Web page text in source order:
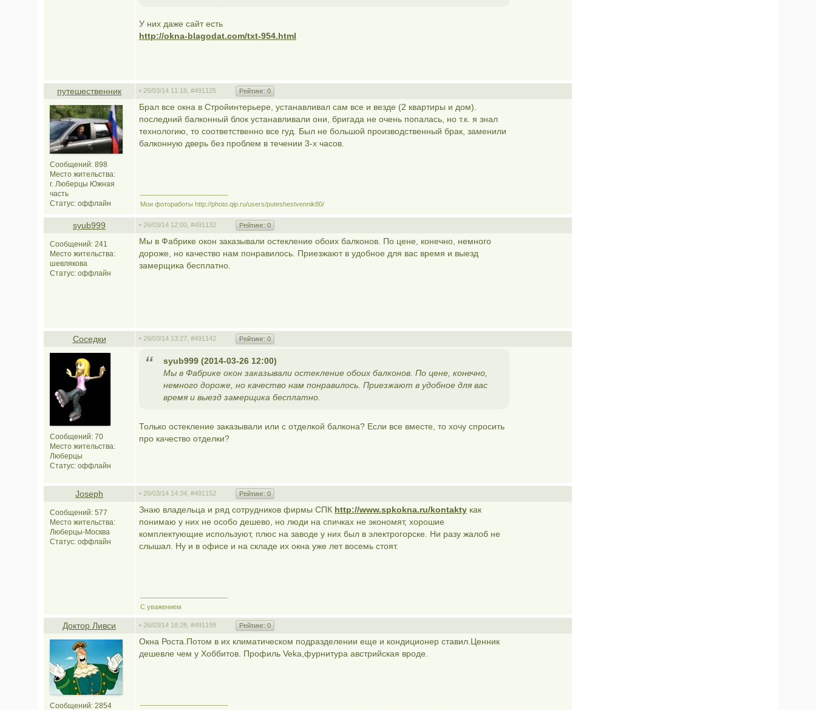
У них даже сайт есть
http://okna-blagodat.com/txt-954.html
путешественник • 26/03/14 11:18, #491125 Рейтинг: 0
Сообщений: 898
Место жительства:
г. Люберцы Южная
часть
Статус: оффлайн
Брал все окна в Стройинтерьере, устанавливал сам все и везде (2 квартиры и дом).
последний балконный блок устанавливали они, бригада не очень попалась, но т.к. я знал
технологию, то соответственно все гуд. Был не большой производственный брак, заменили
балконную дверь без проблем в течении 3-х часов.
Мои фотоработы http://photo.qip.ru/users/puteshestvennik80/
syub999 • 26/03/14 12:00, #491132 Рейтинг: 0
Сообщений: 241
Место жительства:
шевлякова
Статус: оффлайн
Мы в Фабрике окон заказывали остекление обоих балконов. По цене, конечно, немного
дороже, но качество нам понравилось. Приезжают в удобное для вас время и выезд
замерщика бесплатно.
Соседки • 26/03/14 13:27, #491142 Рейтинг: 0
Сообщений: 70
Место жительства:
Люберцы
Статус: оффлайн
syub999 (2014-03-26 12:00)
Мы в Фабрике окон заказывали остекление обоих балконов. По цене, конечно,
немного дороже, но качество нам понравилось. Приезжают в удобное для вас
время и выезд замерщика бесплатно.
Только остекление заказывали или с отделкой балкона? Если все вместе, то хочу спросить
про качество отделки?
Joseph • 26/03/14 14:34, #491152 Рейтинг: 0
Сообщений: 577
Место жительства:
Люберцы-Москва
Статус: оффлайн
Знаю владельца и ряд сотрудников фирмы СПК http://www.spkokna.ru/kontakty как
понимаю у них не особо дешево, но люди на спичках не экономят, хорошие
комплектующие используют, плюс на заводе у них был в электрогорске. Ни разу жалоб не
слышал. Ну и в офисе и на складе их окна уже лет восемь стоят.
С уважением
Доктор Ливси • 26/03/14 18:28, #491199 Рейтинг: 0
Сообщений: 2854
Окна Роста.Потом в их климатическом подразделении еще и кондиционер ставил.Ценник
дешевле чем у Хоббитов. Профиль Veka,фурнитура австрийская вроде.